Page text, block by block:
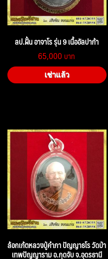
ลป.ฝั้น อาจาโร รุ่น 9 เนื้ออัลปาก้า
65,000
เช่าแล้ว
ล้อกเก้ตหลวงปู่คำภา ปัญญาธโร วัดป่า
เทพปัญญาราม อ.กุดจับ จ.อุดรธานี